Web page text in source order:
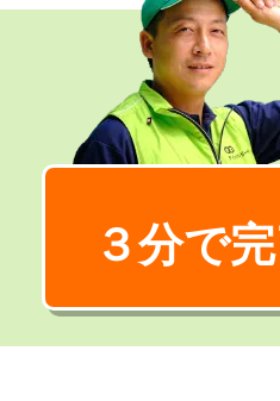
３分で完